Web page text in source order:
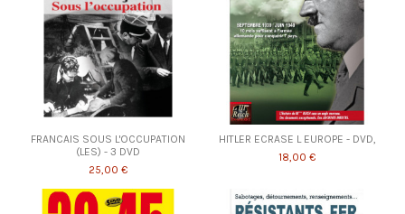
FRANCAIS SOUS L'OCCUPATION
(LES) - 3 DVD
25,00 €
HITLER ECRASE L EUROPE - DVD,
18,00 €